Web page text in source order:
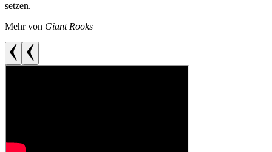
setzen.
Mehr von Giant Rooks